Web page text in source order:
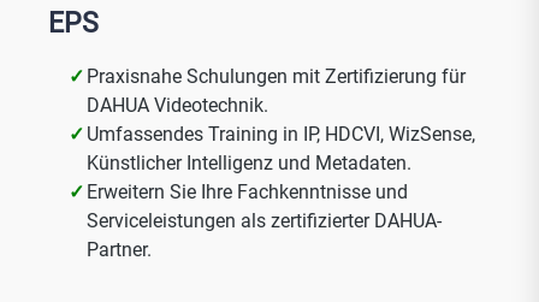
EPS
Praxisnahe Schulungen mit Zertifizierung für
DAHUA Videotechnik.
Umfassendes Training in IP, HDCVI, WizSense,
Künstlicher Intelligenz und Metadaten.
Erweitern Sie Ihre Fachkenntnisse und
Serviceleistungen als zertifizierter DAHUA-
Partner.